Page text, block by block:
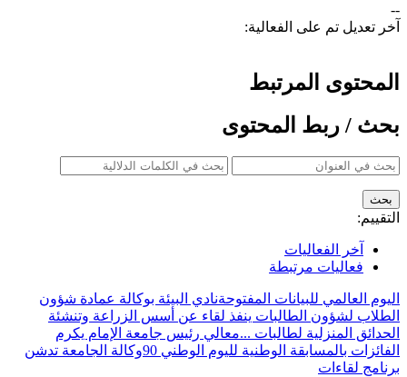
--
آخر تعديل تم على الفعالية:
المحتوى المرتبط
بحث / ربط المحتوى
التقييم:
آخر الفعاليات
فعاليات مرتبطة
اليوم العالمي للبيانات المفتوحةنادي البيئة بوكالة عمادة شؤون
الطلاب لشؤون الطالبات ينفذ لقاء عن أسس الزراعة وتنشئة
الحدائق المنزلية لطالبات ...معالي رئيس جامعة الإمام يكرم
الفائزات بالمسابقة الوطنية لليوم الوطني 90
وكالة الجامعة تدشن
برنامج لقاءات